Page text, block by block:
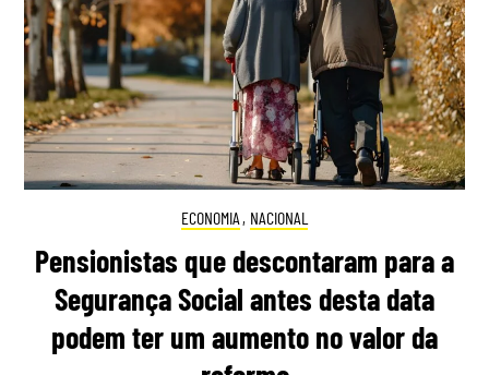
ECONOMIA , NACIONAL
Pensionistas que descontaram para a
Segurança Social antes desta data
podem ter um aumento no valor da